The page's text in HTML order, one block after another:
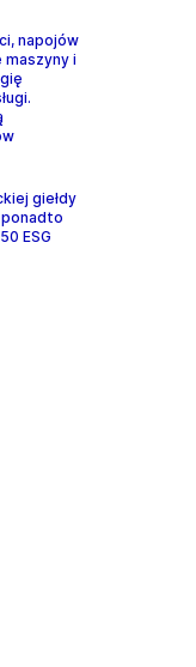
napojów
i
giełdy
ponadto
ESG